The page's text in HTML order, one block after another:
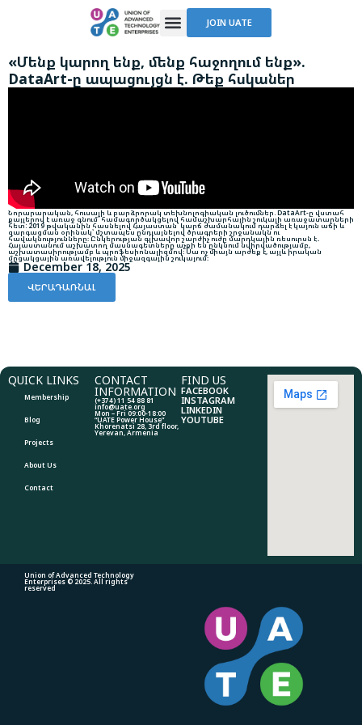
JOIN UATE
«Մենք կարող ենք, մենք հաջողում ենք».
DataArt-ը ապացույցն է. Թեք հսկաներ
Նորարարական, հուսալի և բարձրորակ տեխնոլոգիական լուծումներ. DataArt-ը վստահ
քայլերով է առաջ գնում՝ համագործակցելով համաշխարհային շուկայի առաջատարների
հետ: 2019 թվականին հասնելով Հայաստան՝ կարճ ժամանակում դարձել է կայուն աճի և
զարգացման օրինակ՝ մշտապես ընդլայնելով ծրագրերի շրջանակն ու
հավակնությունները։ Ընկերության գլխավոր շարժիչ ուժը մարդկային ռեսուրսն է․
Հայաստանում աշխատող մասնագետները աչքի են ընկնում նվիրվածությամբ,
աշխատասիրությամբ և պրոֆեսիոնալիզմով։ Սա ոչ միայն արժեք է, այլև իրական
մրցակցային առավելություն միջազգային շուկայում։
December 18, 2025
ՎԵՐԱԴԱՌՆԱԼ
QUICK LINKS
Membership
Blog
Projects
About Us
Contact
CONTACT
INFORMATION
(+374) 11 54 88 81
info@uate.org
Mon – Fri 09:00-18:00
“UATE Power House”
Khorenatsi 28, 3rd floor,
Yerevan, Armenia
FIND US
FACEBOOK
INSTAGRAM
LINKEDIN
YOUTUBE
Union of Advanced Technology
Enterprises © 2025. All rights
reserved